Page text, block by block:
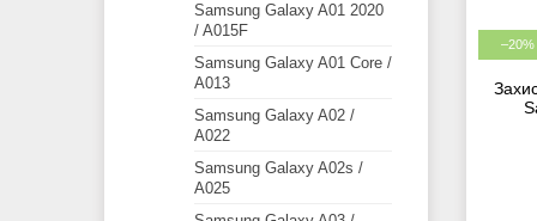
–20%
Samsung Galaxy A01 2020
/ A015F
Samsung Galaxy A01 Core /
A013
Samsung Galaxy A02 /
A022
Samsung Galaxy A02s /
A025